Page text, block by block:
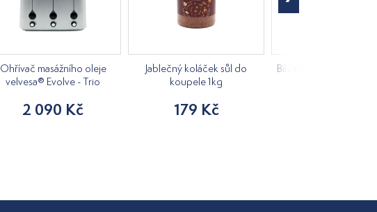
Ohřívač masážního oleje
velvesa® Evolve - Trio
2 090 Kč
Jablečný koláček sůl do
koupele 1kg
179 Kč
Bílý klobouk do sauny